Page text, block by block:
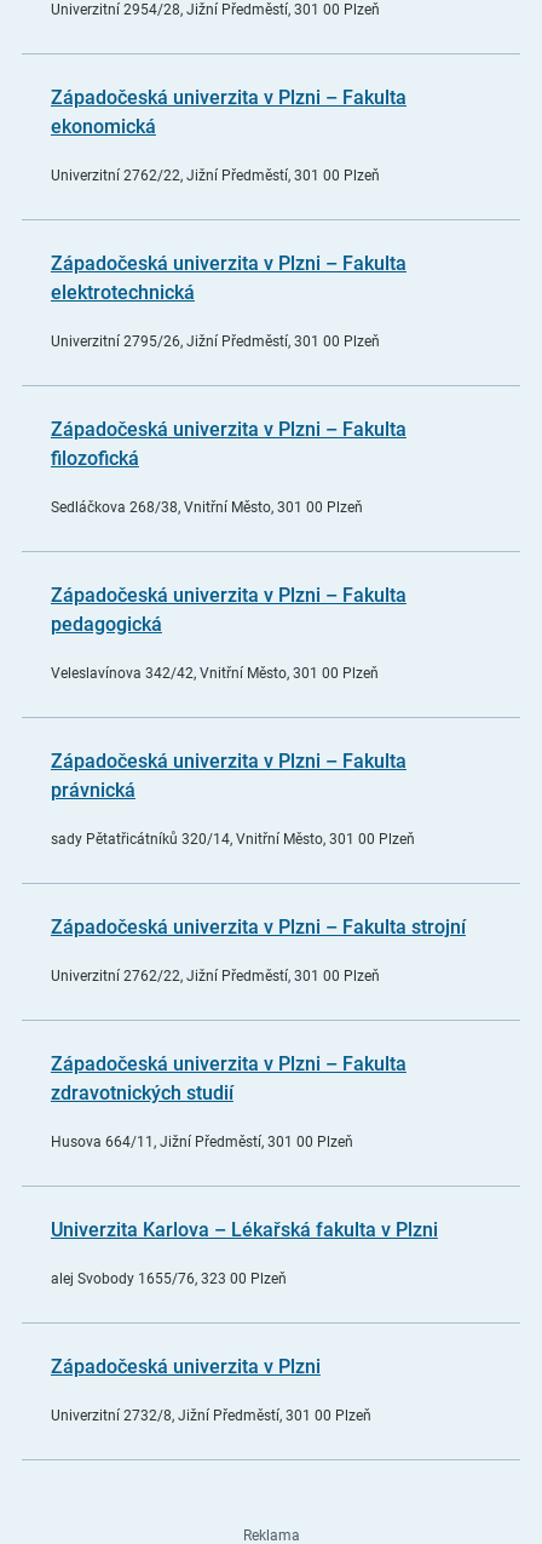
Univerzitní 2954/28, Jižní Předměstí, 301 00 Plzeň
Západočeská univerzita v Plzni – Fakulta
ekonomická
Univerzitní 2762/22, Jižní Předměstí, 301 00 Plzeň
Západočeská univerzita v Plzni – Fakulta
elektrotechnická
Univerzitní 2795/26, Jižní Předměstí, 301 00 Plzeň
Západočeská univerzita v Plzni – Fakulta
filozofická
Sedláčkova 268/38, Vnitřní Město, 301 00 Plzeň
Západočeská univerzita v Plzni – Fakulta
pedagogická
Veleslavínova 342/42, Vnitřní Město, 301 00 Plzeň
Západočeská univerzita v Plzni – Fakulta
právnická
sady Pětatřicátníků 320/14, Vnitřní Město, 301 00 Plzeň
Západočeská univerzita v Plzni – Fakulta strojní
Univerzitní 2762/22, Jižní Předměstí, 301 00 Plzeň
Západočeská univerzita v Plzni – Fakulta
zdravotnických studií
Husova 664/11, Jižní Předměstí, 301 00 Plzeň
Univerzita Karlova – Lékařská fakulta v Plzni
alej Svobody 1655/76, 323 00 Plzeň
Západočeská univerzita v Plzni
Univerzitní 2732/8, Jižní Předměstí, 301 00 Plzeň
Reklama